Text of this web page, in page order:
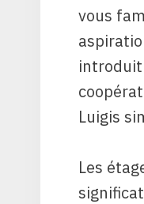
vous
introduit
Luigis
Les